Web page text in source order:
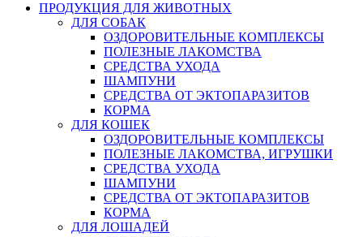
ПРОДУКЦИЯ ДЛЯ ЖИВОТНЫХ
ДЛЯ СОБАК
ОЗДОРОВИТЕЛЬНЫЕ КОМПЛЕКСЫ
ПОЛЕЗНЫЕ ЛАКОМСТВА
СРЕДСТВА УХОДА
ШАМПУНИ
СРЕДСТВА ОТ ЭКТОПАРАЗИТОВ
КОРМА
ДЛЯ КОШЕК
ОЗДОРОВИТЕЛЬНЫЕ КОМПЛЕКСЫ
ПОЛЕЗНЫЕ ЛАКОМСТВА, ИГРУШКИ
СРЕДСТВА УХОДА
ШАМПУНИ
СРЕДСТВА ОТ ЭКТОПАРАЗИТОВ
КОРМА
ДЛЯ ЛОШАДЕЙ